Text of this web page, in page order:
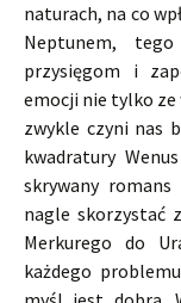
naturach, na co
Neptunem,
przysięgom i
emocji nie tylko ze
zwykle czyni nas
kwadratury
skrywany
nagle skorzystać
Merkurego do
każdego